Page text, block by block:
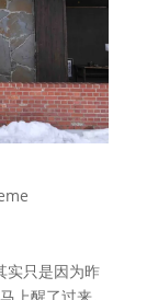
实只是因为昨